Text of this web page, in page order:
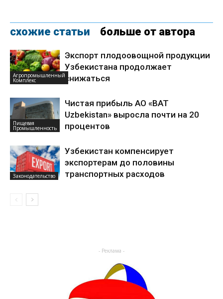
схожие статьи больше от автора
Агропромышленный
Комплекс
Экспорт плодоовощной продукции
Узбекистана продолжает
снижаться
Пищевая
Промышленность
Чистая прибыль АО «BAT
Uzbekistan» выросла почти на 20
процентов
Законодательство
Узбекистан компенсирует
экспортерам до половины
транспортных расходов
- Реклама -